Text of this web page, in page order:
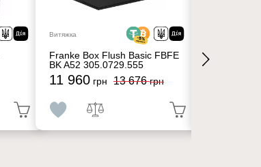
Витяжка
Franke Box Flush Basic FBFE
BK A52 305.0729.555
11 960 грн 13 676грн
Franke Box
BK A70